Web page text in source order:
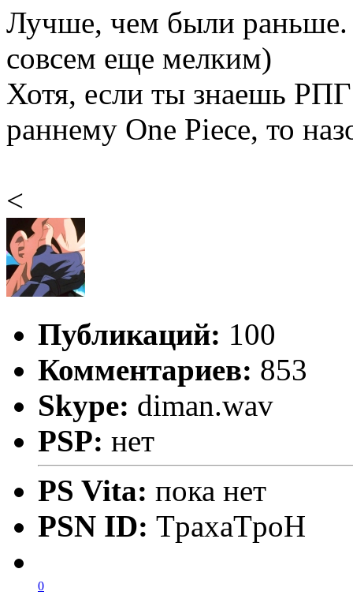
Лучше, чем были
совсем еще мелким)
Хотя, если ты знаешь
раннему One Piece, то
<
Публикаций: 100
Комментариев: 853
Skype: diman.wav
PSP: нет
PS Vita: пока нет
PSN ID: TpaxaTpoH
0